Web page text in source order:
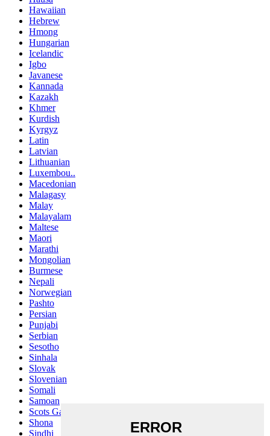
Hawaiian
Hebrew
Hmong
Hungarian
Icelandic
Igbo
Javanese
Kannada
Kazakh
Khmer
Kurdish
Kyrgyz
Latin
Latvian
Lithuanian
Luxembou..
Macedonian
Malagasy
Malay
Malayalam
Maltese
Maori
Marathi
Mongolian
Burmese
Nepali
Norwegian
Pashto
Persian
Punjabi
Serbian
Sesotho
Sinhala
Slovak
Slovenian
Somali
Samoan
Scots Gaelic
Shona
Sindhi